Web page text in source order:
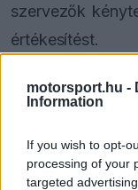
motorsport.hu -
Information
If you wish to opt-
processing of your
targeted
szervezők
értékesítést.
A négyszeres
Nordschleifén,
Pokolként